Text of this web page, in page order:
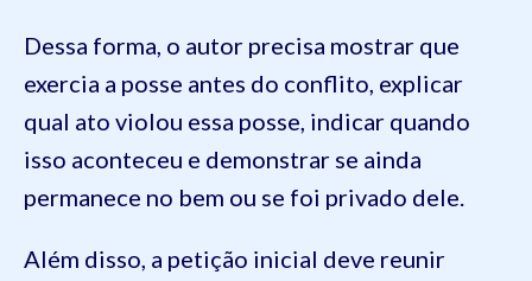
Dessa forma, o autor precisa mostrar que
exercia a posse antes do conflito, explicar
qual ato violou essa posse, indicar quando
isso aconteceu e demonstrar se ainda
permanece no bem ou se foi privado dele.
Além disso, a petição inicial deve reunir